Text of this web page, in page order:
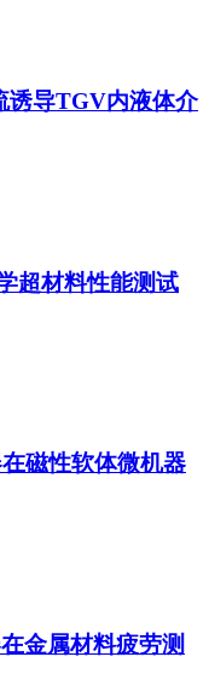
诱导TGV内液体介
超材料性能测试
磁性软体微机器
金属材料疲劳测